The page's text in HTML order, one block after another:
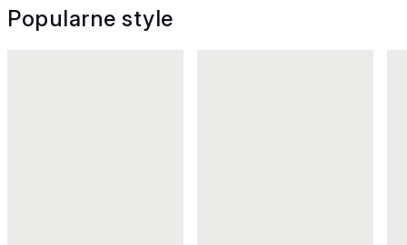
Popularne style